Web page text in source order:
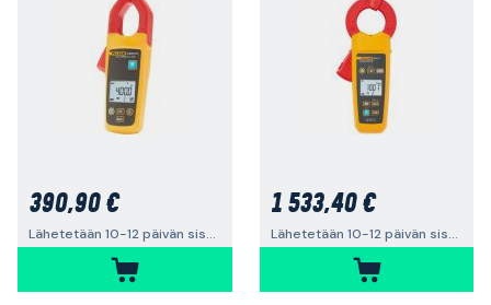
390,90 €
Lähetetään 10-12 päivän sisällä
1 533,40 €
Lähetetään 10-12 päivän sisällä